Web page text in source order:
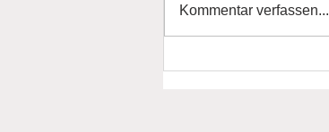
Kommentar verfassen...